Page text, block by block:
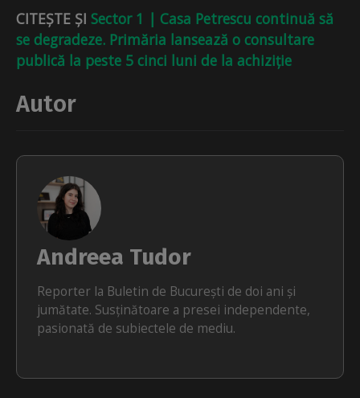
CITEȘTE ȘI Sector 1 | Casa Petrescu continuă să
se degradeze. Primăria lansează o consultare
publică la peste 5 cinci luni de la achiziție
Autor
Andreea Tudor
Reporter la Buletin de București de doi ani și
jumătate. Susținătoare a presei independente,
pasionată de subiectele de mediu.